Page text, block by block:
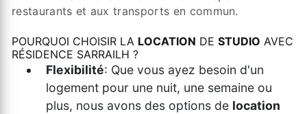
restaurants et aux transports en commun.
POURQUOI CHOISIR LA LOCATION DE STUDIO AVEC
RÉSIDENCE SARRAILH ?
Flexibilité: Que vous ayez besoin d'un
logement pour une nuit, une semaine ou
plus, nous avons des options de location